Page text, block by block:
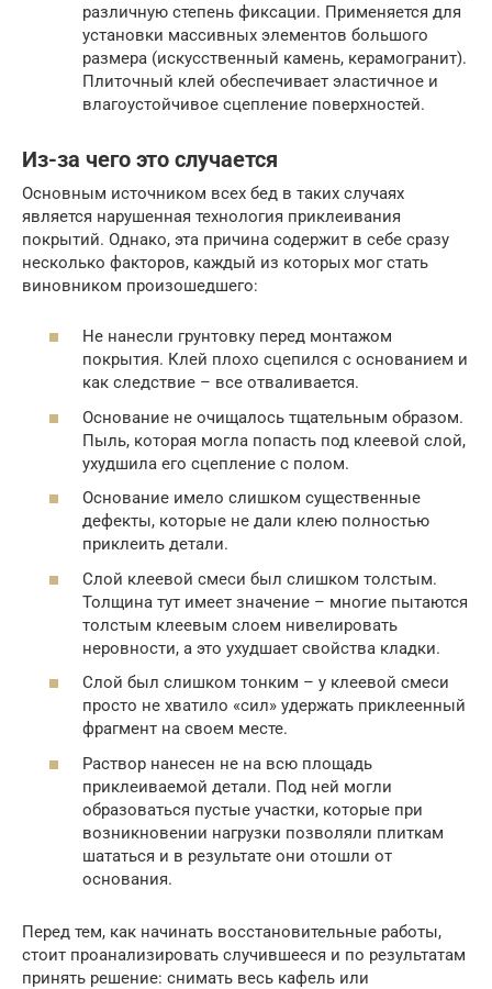
различную степень фиксации. Применяется для
установки массивных элементов большого
размера (искусственный камень, керамогранит).
Плиточный клей обеспечивает эластичное и
влагоустойчивое сцепление поверхностей.
Из-за чего это случается
Основным источником всех бед в таких случаях
является нарушенная технология приклеивания
покрытий. Однако, эта причина содержит в себе сразу
несколько факторов, каждый из которых мог стать
виновником произошедшего:
Не нанесли грунтовку перед монтажом
покрытия. Клей плохо сцепился с основанием и
как следствие – все отваливается.
Основание не очищалось тщательным образом.
Пыль, которая могла попасть под клеевой слой,
ухудшила его сцепление с полом.
Основание имело слишком существенные
дефекты, которые не дали клею полностью
приклеить детали.
Слой клеевой смеси был слишком толстым.
Толщина тут имеет значение – многие пытаются
толстым клеевым слоем нивелировать
неровности, а это ухудшает свойства кладки.
Слой был слишком тонким – у клеевой смеси
просто не хватило «сил» удержать приклеенный
фрагмент на своем месте.
Раствор нанесен не на всю площадь
приклеиваемой детали. Под ней могли
образоваться пустые участки, которые при
возникновении нагрузки позволяли плиткам
шататься и в результате они отошли от
основания.
Перед тем, как начинать восстановительные работы,
стоит проанализировать случившееся и по результатам
принять решение: снимать весь кафель или